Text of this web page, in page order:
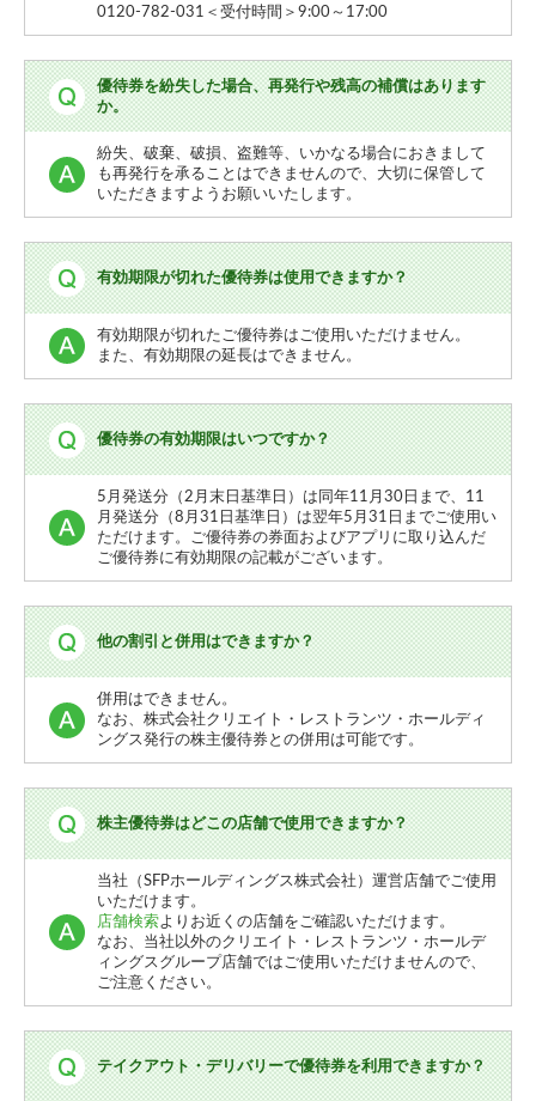
0120-782-031＜受付時間＞9:00～17:00
優待券を紛失した場合、再発行や残高の補償はあります
か。
紛失、破棄、破損、盗難等、いかなる場合におきまして
も再発行を承ることはできませんので、大切に保管して
いただきますようお願いいたします。
有効期限が切れた優待券は使用できますか？
有効期限が切れたご優待券はご使用いただけません。
また、有効期限の延長はできません。
優待券の有効期限はいつですか？
5月発送分（2月末日基準日）は同年11月30日まで、11
月発送分（8月31日基準日）は翌年5月31日までご使用い
ただけます。ご優待券の券面およびアプリに取り込んだ
ご優待券に有効期限の記載がございます。
他の割引と併用はできますか？
併用はできません。
なお、株式会社クリエイト・レストランツ・ホールディ
ングス発行の株主優待券との併用は可能です。
株主優待券はどこの店舗で使用できますか？
当社（SFPホールディングス株式会社）運営店舗でご使用
いただけます。
店舗検索よりお近くの店舗をご確認いただけます。
なお、当社以外のクリエイト・レストランツ・ホールデ
ィングスグループ店舗ではご使用いただけませんので、
ご注意ください。
テイクアウト・デリバリーで優待券を利用できますか？